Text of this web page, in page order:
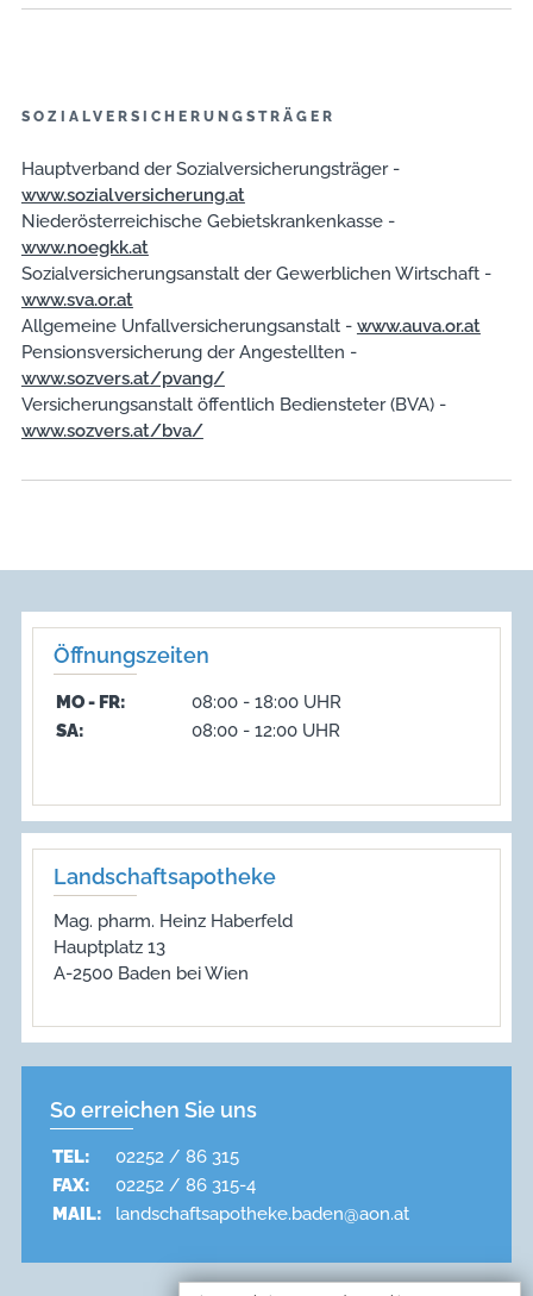
SOZIALVERSICHERUNGSTRÄGER
Hauptverband der Sozialversicherungsträger -
www.sozialversicherung.at
Niederösterreichische Gebietskrankenkasse -
www.noegkk.at
Sozialversicherungsanstalt der Gewerblichen Wirtschaft -
www.sva.or.at
Allgemeine Unfallversicherungsanstalt - www.auva.or.at
Pensionsversicherung der Angestellten -
www.sozvers.at/pvang/
Versicherungsanstalt öffentlich Bediensteter (BVA) -
www.sozvers.at/bva/
Öffnungszeiten
MO - FR:
08:00 - 18:00 UHR
SA:
08:00 - 12:00 UHR
Landschaftsapotheke
Mag. pharm. Heinz Haberfeld
Hauptplatz 13
A-2500 Baden bei Wien
So erreichen Sie uns
TEL:
02252 / 86 315
FAX:
02252 / 86 315-4
MAIL:
landschaftsapotheke.baden@aon.at